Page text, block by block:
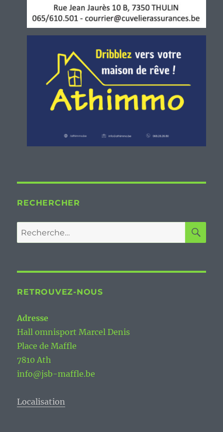
RECHERCHER
Recherche
pour :
RETROUVEZ-NOUS
Adresse
Hall omnisport Marcel Denis
Place de Maffle
7810 Ath
info@jsb-maffle.be
Localisation